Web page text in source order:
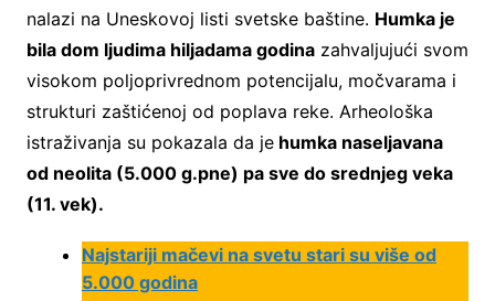
nalazi na Uneskovoj listi svetske baštine. Humka je
bila dom ljudima hiljadama godinazahvaljujući svom
visokom poljoprivrednom potencijalu, močvarama i
strukturi zaštićenoj od poplava reke. Arheološka
istraživanja su pokazala da jehumka naseljavana
od neolita (5.000 g.pne) pa sve do srednjeg veka
(11. vek).
Najstariji mačevi na svetu stari su više od
5.000 godina